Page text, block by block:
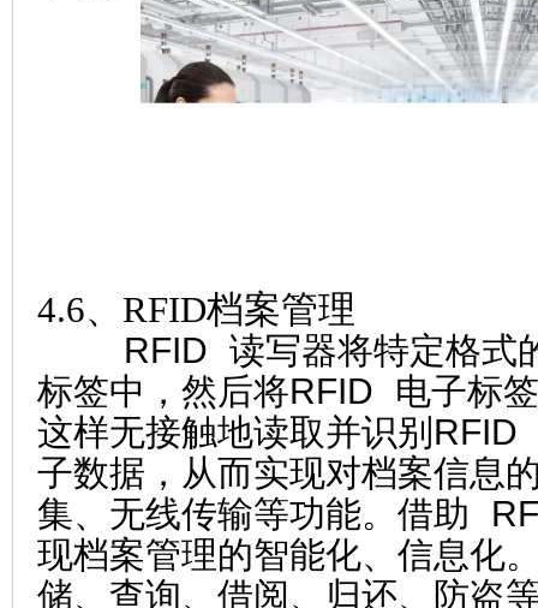
4.6、RFID档案管理
RFID 读写器将特定格式
标签中，然后将RFID 电子标
这样无接触地读取并识别
子数据，从而实现对档案信息
集、无线传输等功能。借助
现档案管理的智能化、信息化
储、查询、借阅、归还、防盗